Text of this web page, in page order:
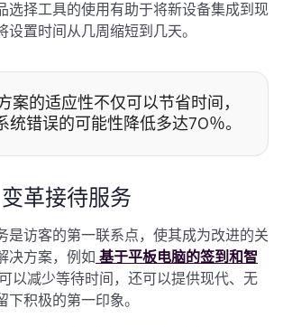
选择工具的使用有助于将新设备集成到现
设置时间从几周缩短到几天。
案的适应性不仅可以节省时间，
统错误的可能性降低多达70％。
革接待服务
是访客的第一联系点，使其成为改进的关
决方案，例如 基于平板电脑的签到和智
以减少等待时间，还可以提供现代、无
积极的第一印象。